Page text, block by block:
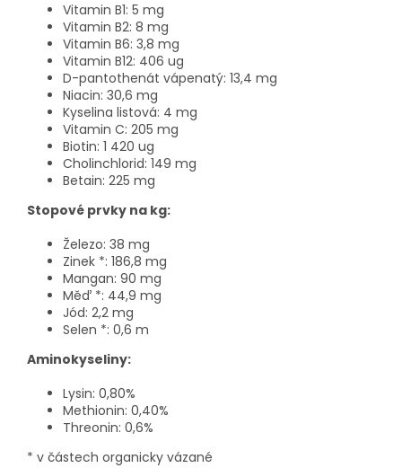
Vitamin B1: 5 mg
Vitamin B2: 8 mg
Vitamin B6: 3,8 mg
Vitamin B12: 406 ug
D-pantothenát vápenatý: 13,4 mg
Niacin: 30,6 mg
Kyselina listová: 4 mg
Vitamin C: 205 mg
Biotin: 1 420 ug
Cholinchlorid: 149 mg
Betain: 225 mg
Stopové prvky na kg:
Železo: 38 mg
Zinek *: 186,8 mg
Mangan: 90 mg
Měď *: 44,9 mg
Jód: 2,2 mg
Selen *: 0,6 m
Aminokyseliny:
Lysin: 0,80%
Methionin: 0,40%
Threonin: 0,6%
* v částech organicky vázané